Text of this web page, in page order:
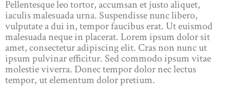
Pellentesque leo tortor, accumsan et justo aliquet,
iaculis malesuada urna. Suspendisse nunc libero,
vulputate a dui in, tempor faucibus erat. Ut euismod
malesuada neque in placerat. Lorem ipsum dolor sit
amet, consectetur adipiscing elit. Cras non nunc ut
ipsum pulvinar efficitur. Sed commodo ipsum vitae
molestie viverra. Donec tempor dolor nec lectus
tempor, ut elementum dolor pretium.